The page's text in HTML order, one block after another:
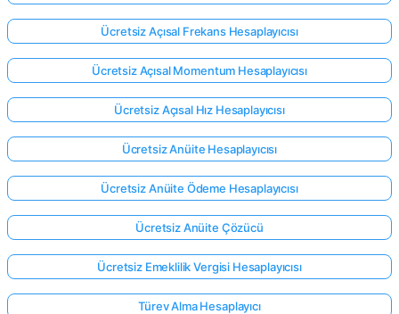
Ücretsiz Açısal Frekans Hesaplayıcısı
Ücretsiz Açısal Momentum Hesaplayıcısı
Ücretsiz Açısal Hız Hesaplayıcısı
Ücretsiz Anüite Hesaplayıcısı
Ücretsiz Anüite Ödeme Hesaplayıcısı
Ücretsiz Anüite Çözücü
Ücretsiz Emeklilik Vergisi Hesaplayıcısı
Türev Alma Hesaplayıcı